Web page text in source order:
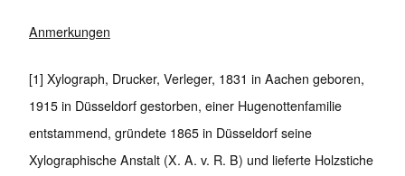
Anmerkungen
[1] Xylograph, Drucker, Verleger, 1831 in Aachen geboren,
1915 in Düsseldorf gestorben, einer Hugenottenfamilie
entstammend, gründete 1865 in Düsseldorf seine
Xylographische Anstalt (X. A. v. R. B) und lieferte Holzstiche